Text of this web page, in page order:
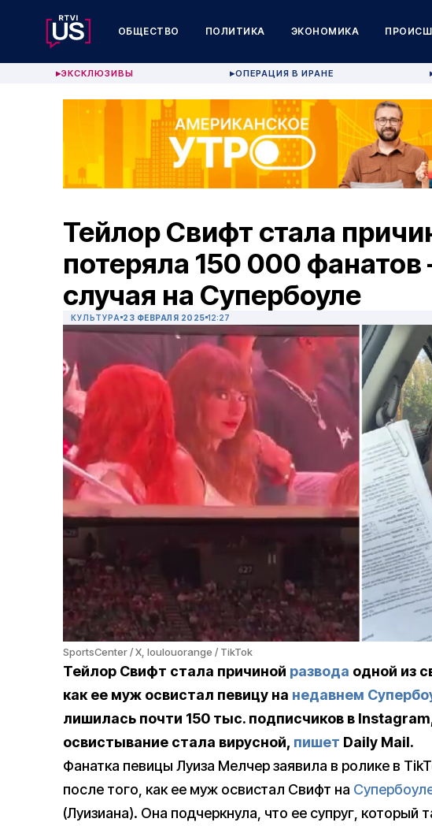
ОБЩЕСТВО ПОЛИТИКА ЭКОНОМИКА
▶ЭКСКЛЮЗИВЫ ▶ОПЕРАЦИЯ В ИРАНЕ
Тейлор Свифт стала
потеряла 150 000
случая на Супербоуле
КУЛЬТУРА 23 ФЕВРАЛЯ 2025 12:27
SportsCenter / X, loulouorange / TikTok
Тейлор Свифт стала причиной развода одной из
как ее муж освистал певицу на недавнем
лишилась почти 150 тыс. подписчиков в
освистывание стала вирусной, пишет Daily Mail.
Фанатка певицы Луиза Мелчер заявила в ролике в
после того, как ее муж освистал Свифт на
(Луизиана). Она подчеркнула, что ее супруг, который